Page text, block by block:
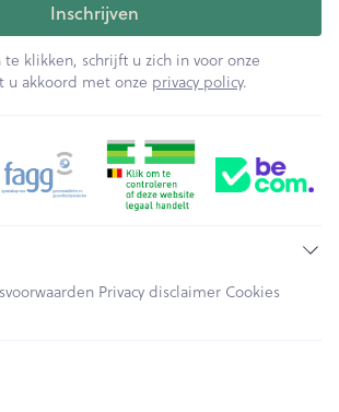
Inschrijven
klikken, schrijft u zich in voor onze
u akkoord met onze privacy policy.
Privacy disclaimer Cookies